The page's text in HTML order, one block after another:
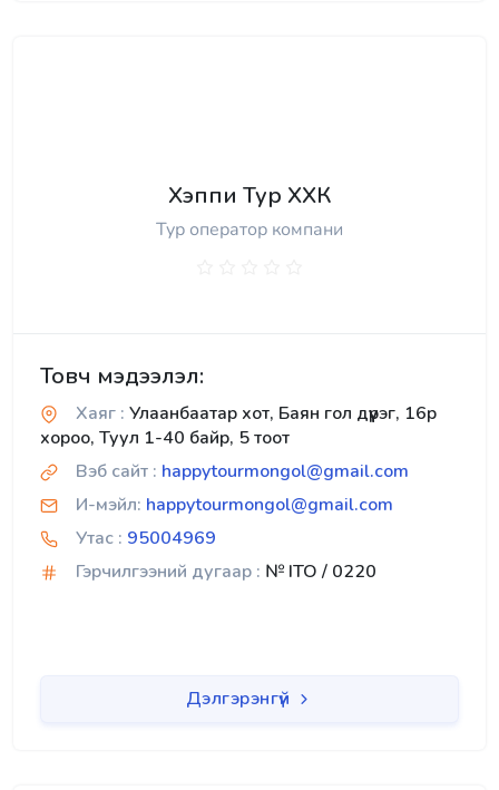
Хэппи Тур ХХК
Тур оператор компани
Товч мэдээлэл:
Хаяг : Улаанбаатар хот, Баян гол дүүрэг, 16р
хороо, Туул 1-40 байр, 5 тоот
Вэб сайт : happytourmongol@gmail.com
И-мэйл: happytourmongol@gmail.com
Утас : 95004969
Гэрчилгээний дугаар : № ITO / 0220
Дэлгэрэнгүй